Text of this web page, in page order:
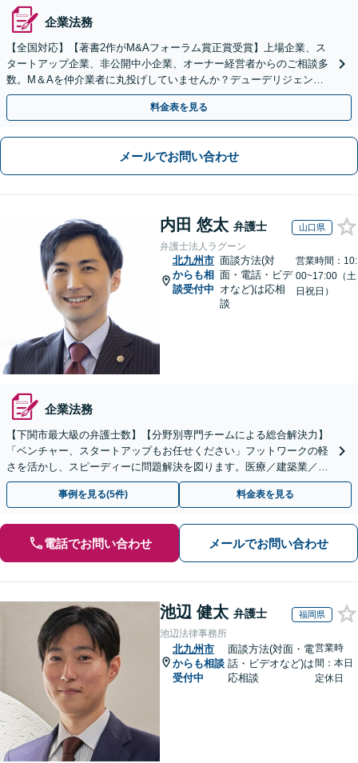
企業法務
【全国対応】【著書2作がM&Aフォーラム賞正賞受賞】上場企業、ス
タートアップ企業、非公開中小企業、オーナー経営者からのご相談多
数。M＆Aを仲介業者に丸投げしていませんか？デューデリジェンス
や契約書作成・交渉はお任せください【初回無料】
料金表を見る
メールでお問い合わせ
内田 悠太 弁護士 山口県
弁護士法人ラグーン
北九州市
からも相
談受付中
面談方法(対
面・電話・ビデ
オなど)は応相
談
営業時間：10:
00~17:00（土
日祝日）
企業法務
【下関市最大級の弁護士数】【分野別専門チームによる総合解決力】
「ベンチャー、スタートアップもお任せください」フットワークの軽
さを活かし、スピーディーに問題解決を図ります。医療／建築業／情
報通信／卸売業／製造業／不動産など、幅広い業種に対応
事例を見る(5件) 料金表を見る
電話でお問い合わせ メールでお問い合わせ
池辺 健太 弁護士 福岡県
池辺法律事務所
北九州市
からも相談
受付中
面談方法(対面・電
話・ビデオなど)は
応相談
営業時
間：本日
定休日